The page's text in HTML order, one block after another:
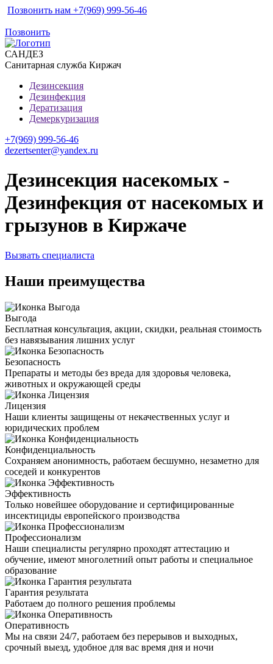
Позвонить нам +7(969) 999-56-46
Позвонить
САНДЕЗ
Санитарная служба Киржач
Дезинсекция
Дезинфекция
Дератизация
Демеркуризация
+7(969) 999-56-46
dezertsenter@yandex.ru
Дезинсекция насекомых -
Дезинфекция от насекомых и
грызунов в Киржаче
Вызвать специалиста
Наши преимущества
Выгода
Бесплатная консультация, акции, скидки, реальная стоимость
без навязывания лишних услуг
Безопасность
Препараты и методы без вреда для здоровья человека,
животных и окружающей среды
Лицензия
Наши клиенты защищены от некачественных услуг и
юридических проблем
Конфиденциальность
Сохраняем анонимность, работаем бесшумно, незаметно для
соседей и конкурентов
Эффективность
Только новейшее оборудование и сертифицированные
инсектициды европейского производства
Профессионализм
Наши специалисты регулярно проходят аттестацию и
обучение, имеют многолетний опыт работы и специальное
образование
Гарантия результата
Работаем до полного решения проблемы
Оперативность
Мы на связи 24/7, работаем без перерывов и выходных,
срочный выезд, удобное для вас время дня и ночи